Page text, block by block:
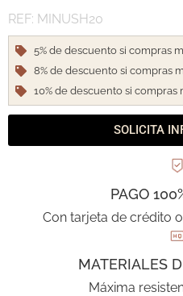
REF: MINUSH20
5% de descuento si compras
8% de descuento si compras
10% de descuento si compras
SOLICITA
PAGO
Con tarjeta de crédito
MATERIALES
Máxima